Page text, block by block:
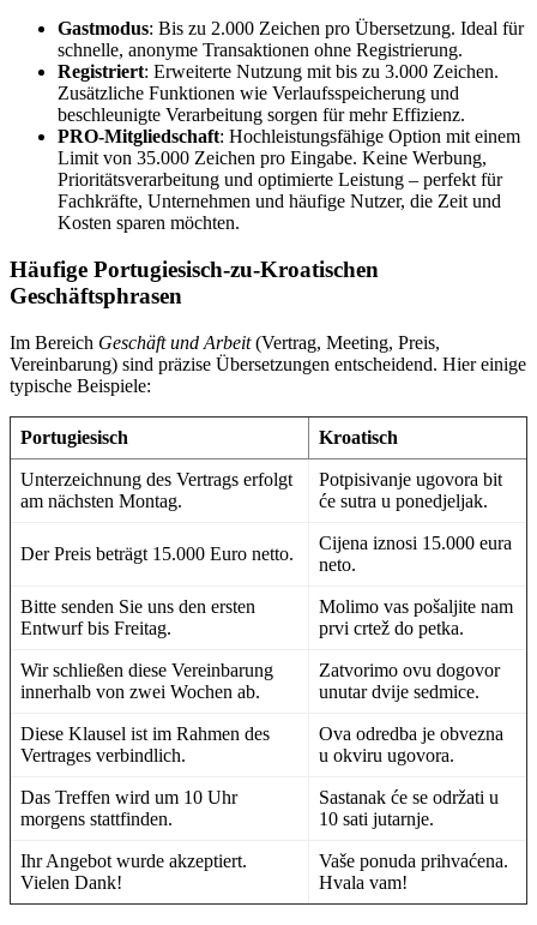
Gastmodus: Bis zu 2.000 Zeichen pro Übersetzung. Ideal für
schnelle, anonyme Transaktionen ohne Registrierung.
Registriert: Erweiterte Nutzung mit bis zu 3.000 Zeichen.
Zusätzliche Funktionen wie Verlaufsspeicherung und
beschleunigte Verarbeitung sorgen für mehr Effizienz.
PRO-Mitgliedschaft: Hochleistungsfähige Option mit einem
Limit von 35.000 Zeichen pro Eingabe. Keine Werbung,
Prioritätsverarbeitung und optimierte Leistung – perfekt für
Fachkräfte, Unternehmen und häufige Nutzer, die Zeit und
Kosten sparen möchten.
Häufige Portugiesisch-zu-Kroatischen
Geschäftsphrasen
Im Bereich Geschäft und Arbeit(Vertrag, Meeting, Preis,
Vereinbarung) sind präzise Übersetzungen entscheidend. Hier einige
typische Beispiele:
Portugiesisch Kroatisch
Unterzeichnung des Vertrags erfolgt
am nächsten Montag.
Potpisivanje ugovora bit
će sutra u ponedjeljak.
Der Preis beträgt 15.000 Euro netto.
Cijena iznosi 15.000 eura
neto.
Bitte senden Sie uns den ersten
Entwurf bis Freitag.
Molimo vas pošaljite nam
prvi crtež do petka.
Wir schließen diese Vereinbarung
innerhalb von zwei Wochen ab.
Zatvorimo ovu dogovor
unutar dvije sedmice.
Diese Klausel ist im Rahmen des
Vertrages verbindlich.
Ova odredba je obvezna
u okviru ugovora.
Das Treffen wird um 10 Uhr
morgens stattfinden.
Sastanak će se održati u
10 sati jutarnje.
Ihr Angebot wurde akzeptiert.
Vielen Dank!
Vaše ponuda prihvaćena.
Hvala vam!